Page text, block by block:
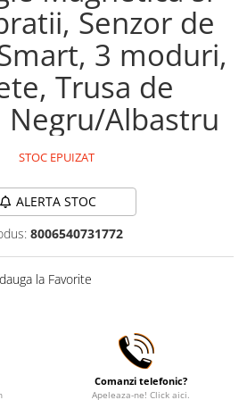
calcat cu
Senzor de
3 moduri,
Trusa de
Negru/Albastru
STOC EPUIZAT
ALERTA STOC
8006540731772
la Favorite
Comanzi telefonic?
Apeleaza-ne! Click aici.